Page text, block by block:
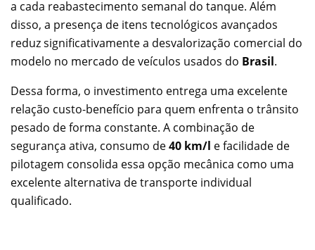
a cada reabastecimento semanal do tanque. Além
disso, a presença de itens tecnológicos avançados
reduz significativamente a desvalorização comercial do
modelo no mercado de veículos usados do Brasil.
Dessa forma, o investimento entrega uma excelente
relação custo-benefício para quem enfrenta o trânsito
pesado de forma constante. A combinação de
segurança ativa, consumo de40 km/l e facilidade de
pilotagem consolida essa opção mecânica como uma
excelente alternativa de transporte individual
qualificado.